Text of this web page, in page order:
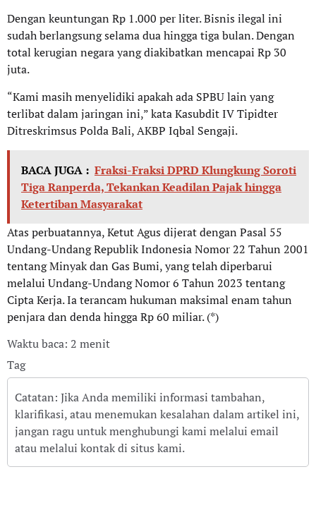
Dengan keuntungan Rp 1.000 per liter. Bisnis ilegal ini
sudah berlangsung selama dua hingga tiga bulan. Dengan
total kerugian negara yang diakibatkan mencapai Rp 30
juta.
“Kami masih menyelidiki apakah ada SPBU lain yang
terlibat dalam jaringan ini,” kata Kasubdit IV Tipidter
Ditreskrimsus Polda Bali, AKBP Iqbal Sengaji.
BACA JUGA : Fraksi-Fraksi DPRD Klungkung Soroti
Tiga Ranperda, Tekankan Keadilan Pajak hingga
Ketertiban Masyarakat
Atas perbuatannya, Ketut Agus dijerat dengan Pasal 55
Undang-Undang Republik Indonesia Nomor 22 Tahun 2001
tentang Minyak dan Gas Bumi, yang telah diperbarui
melalui Undang-Undang Nomor 6 Tahun 2023 tentang
Cipta Kerja. Ia terancam hukuman maksimal enam tahun
penjara dan denda hingga Rp 60 miliar. (*)
Waktu baca: 2 menit
Tag
Catatan: Jika Anda memiliki informasi tambahan,
klarifikasi, atau menemukan kesalahan dalam artikel ini,
jangan ragu untuk menghubungi kami melalui email
atau melalui kontak di situs kami.